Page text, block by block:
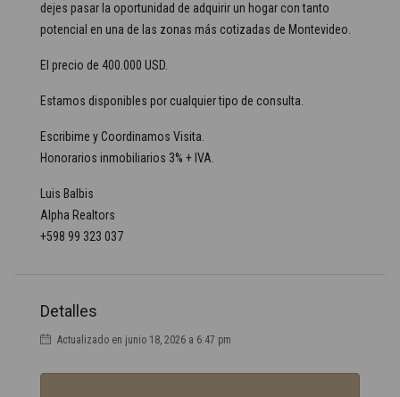
dejes pasar la oportunidad de adquirir un hogar con tanto
potencial en una de las zonas más cotizadas de Montevideo.
El precio de 400.000 USD.
Estamos disponibles por cualquier tipo de consulta.
Escribime y Coordinamos Visita.
Honorarios inmobiliarios 3% + IVA.
Luis Balbis
Alpha Realtors
+598 99 323 037
Detalles
Actualizado en junio 18, 2026 a 6:47 pm